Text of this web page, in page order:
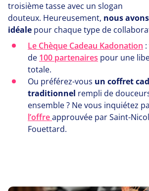
troisième tasse avec un slogan
douteux. Heureusement, nous
idéale pour chaque type de
Le Chèque Cadeau Kadonation
de 100 partenaires pour une
totale.
Ou préférez-vous un coffret
traditionnel rempli de
ensemble ? Ne vous inquiétez
l’offreapprouvée par Saint-
Fouettard.